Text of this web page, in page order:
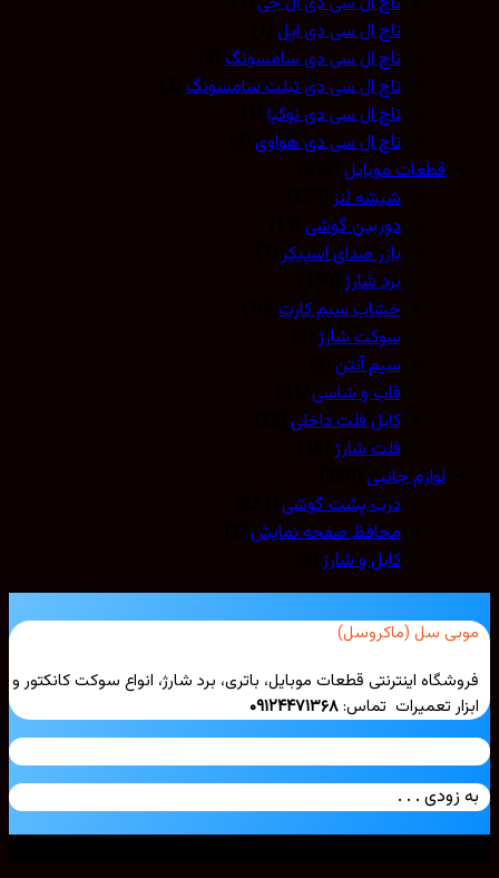
تاچ ال سی دی اپل(1)
تاچ ال سی دی سامسونگ(3)
تاچ ال سی دی تبلت سامسونگ(2)
تاچ ال سی دی نوکیا (1)
تاچ ال سی دی هواوی(4)
قطعات موبایل(573)
شیشه لنز(259)
دوربین گوشی(11)
بازر صدای اسپیکر(7)
برد شارژ(150)
خشاب سیم کارت(16)
سوکت شارژ(8)
سیم آنتن(3)
قاب و شاسی(81)
کابل فلت داخلی(22)
فلت شارژ(16)
لوازم جانبی(228)
درب پشت گوشی(221)
محافظ صفحه نمایش(2)
کابل و شارژ(5)
سل (ماکروسل)
اینترنتی قطعات موبایل، باتری، برد شارژ، انواع سوکت کانکتور و
تعمیرات تماس:۰۹۱۲۴۴۷۱۳۶۸
زودی . . .